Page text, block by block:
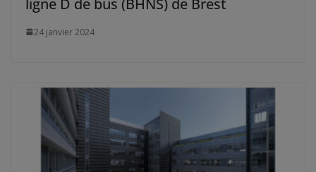
ligne D de bus (BHNS) de Brest
24 janvier 2024